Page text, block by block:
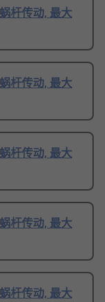
杆传动, 最大
杆传动, 最大
杆传动, 最大
杆传动, 最大
杆传动, 最大